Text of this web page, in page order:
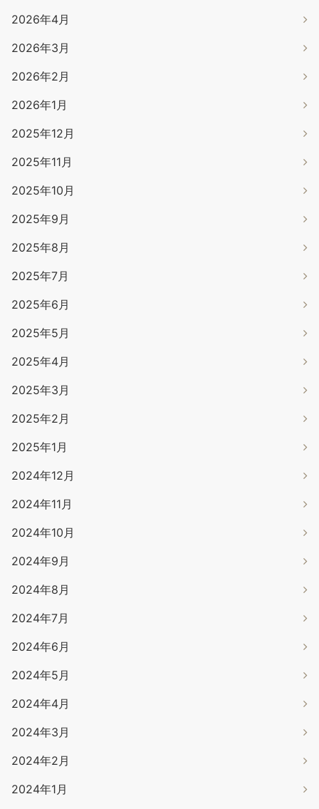
2026年4月
2026年3月
2026年2月
2026年1月
2025年12月
2025年11月
2025年10月
2025年9月
2025年8月
2025年7月
2025年6月
2025年5月
2025年4月
2025年3月
2025年2月
2025年1月
2024年12月
2024年11月
2024年10月
2024年9月
2024年8月
2024年7月
2024年6月
2024年5月
2024年4月
2024年3月
2024年2月
2024年1月